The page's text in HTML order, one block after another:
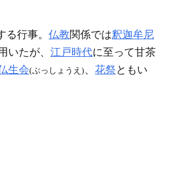
行事。 仏教関係では釈迦牟尼
いたが、 江戸時代に至って甘茶
生会(ぶっしょうえ)、 花祭 ともい